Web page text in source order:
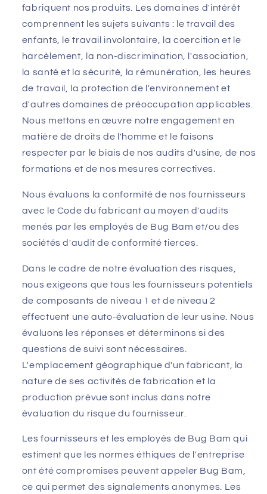
fabriquent nos produits. Les domaines d'intérêt
comprennent les sujets suivants : le travail des
enfants, le travail involontaire, la coercition et le
harcèlement, la non-discrimination, l'association,
la santé et la sécurité, la rémunération, les heures
de travail, la protection de l'environnement et
d'autres domaines de préoccupation applicables.
Nous mettons en œuvre notre engagement en
matière de droits de l'homme et le faisons
respecter par le biais de nos audits d'usine, de nos
formations et de nos mesures correctives.
Nous évaluons la conformité de nos fournisseurs
avec le Code du fabricant au moyen d'audits
menés par les employés de Bug Bam et/ou des
sociétés d'audit de conformité tierces.
Dans le cadre de notre évaluation des risques,
nous exigeons que tous les fournisseurs potentiels
de composants de niveau 1 et de niveau 2
effectuent une auto-évaluation de leur usine. Nous
évaluons les réponses et déterminons si des
questions de suivi sont nécessaires.
L'emplacement géographique d'un fabricant, la
nature de ses activités de fabrication et la
production prévue sont inclus dans notre
évaluation du risque du fournisseur.
Les fournisseurs et les employés de Bug Bam qui
estiment que les normes éthiques de l'entreprise
ont été compromises peuvent appeler Bug Bam,
ce qui permet des signalements anonymes. Les